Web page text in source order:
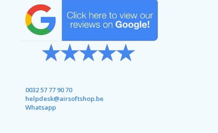
0032 57 77 90 70
helpdesk@airsoftshop.be
Whatsapp